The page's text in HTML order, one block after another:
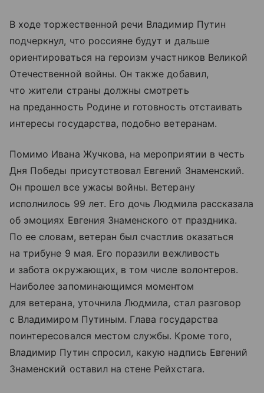
В ходе торжественной речи Владимир Путин
подчеркнул, что россияне будут и дальше
ориентироваться на героизм участников Великой
Отечественной войны. Он также добавил,
что жители страны должны смотреть
на преданность Родине и готовность отстаивать
интересы государства, подобно ветеранам.
Помимо Ивана Жучкова, на мероприятии в честь
Дня Победы присутствовал Евгений Знаменский.
Он прошел все ужасы войны. Ветерану
исполнилось 99 лет. Его дочь Людмила рассказала
об эмоциях Евгения Знаменского от праздника.
По ее словам, ветеран был счастлив оказаться
на трибуне 9 мая. Его поразили вежливость
и забота окружающих, в том числе волонтеров.
Наиболее запоминающимся моментом
для ветерана, уточнила Людмила, стал разговор
с Владимиром Путиным. Глава государства
поинтересовался местом службы. Кроме того,
Владимир Путин спросил, какую надпись Евгений
Знаменский оставил на стене Рейхстага.